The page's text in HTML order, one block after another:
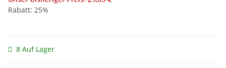
Rabatt: 25%
8 Auf Lager